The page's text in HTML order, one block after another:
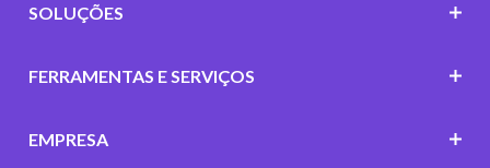
SOLUÇÕES
FERRAMENTAS E SERVIÇOS
EMPRESA